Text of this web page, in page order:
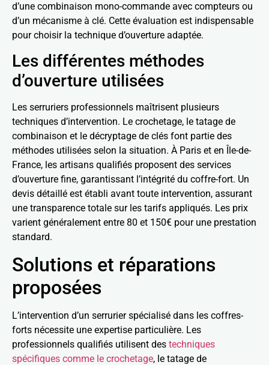
d’une combinaison mono-commande avec compteurs ou
d’un mécanisme à clé. Cette évaluation est indispensable
pour choisir la technique d’ouverture adaptée.
Les différentes méthodes
d’ouverture utilisées
Les serruriers professionnels maîtrisent plusieurs
techniques d’intervention. Le crochetage, le tatage de
combinaison et le décryptage de clés font partie des
méthodes utilisées selon la situation. À Paris et en Île-de-
France, les artisans qualifiés proposent des services
d’ouverture fine, garantissant l’intégrité du coffre-fort. Un
devis détaillé est établi avant toute intervention, assurant
une transparence totale sur les tarifs appliqués. Les prix
varient généralement entre 80 et 150€ pour une prestation
standard.
Solutions et réparations
proposées
L’intervention d’un serrurier spécialisé dans les coffres-
forts nécessite une expertise particulière. Les
professionnels qualifiés utilisent des techniques
spécifiques comme le crochetage, le tatage de